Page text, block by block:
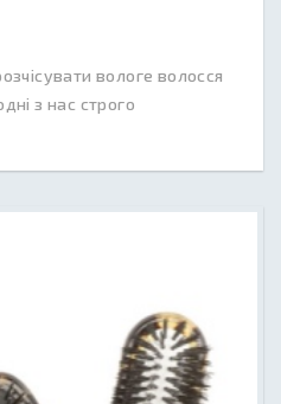
вологе волосся
з нас строго